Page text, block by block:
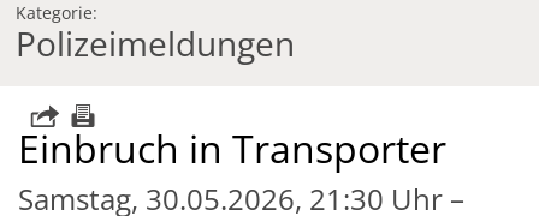
Kategorie:
Polizeimeldungen
Einbruch in Transporter
Samstag, 30.05.2026, 21:30 Uhr –